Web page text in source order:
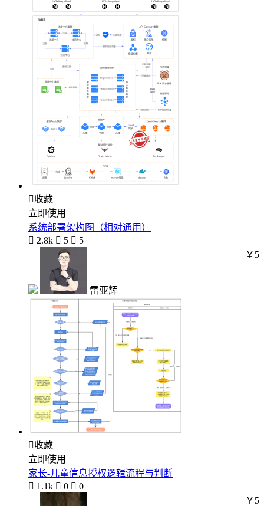
收藏
立即使用
系统部署架构图（相对通用）
 2.8k  5  5
雷亚辉
￥5
收藏
立即使用
家长-儿童信息授权逻辑流程与判断
 1.1k  0  0
￥5